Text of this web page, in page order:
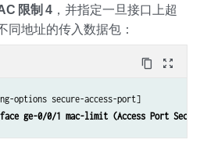
限制 4 ，并指定一旦接口上超
同地址的传入数据包：
content_copy zoom_out_map
options secure-access-port]
ge-0/0/1 mac-limit (Access Port